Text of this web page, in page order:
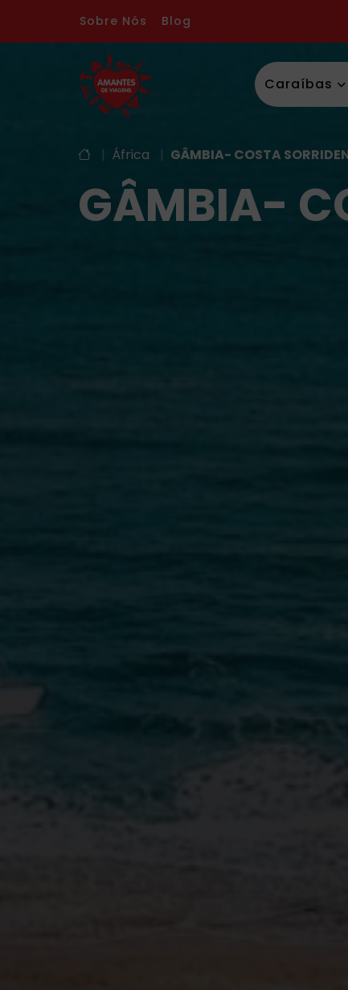
Sobre Nós Blog
Caraíbas
| África | GÂMBIA- COSTA
GÂMBIA-